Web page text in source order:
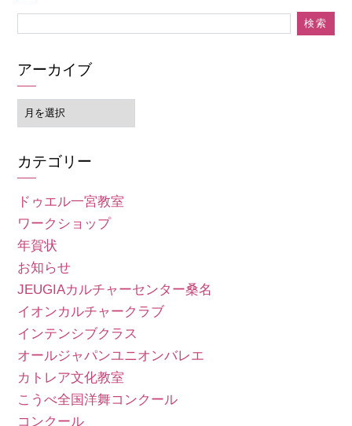
アーカイブ
ア
ー
カ
イ
ブ
カテゴリー
ドゥエル一宮教室
ワークショップ
年賀状
お知らせ
JEUGIAカルチャーセンター桑名
イオンカルチャークラブ
インテンシブクラス
オールジャパンユニオンバレエ
カトレア文化教室
こうべ全国洋舞コンクール
コンクール